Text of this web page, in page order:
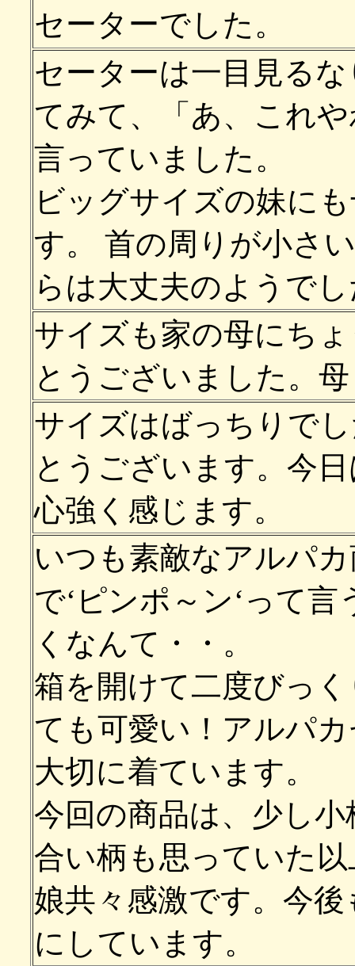
セーターでした。
セーターは一目見る
てみて、「あ、これ
言っていました。
ビッグサイズの妹に
す。 首の周りが小さ
らは大丈夫のようで
サイズも家の母にち
とうございました。
サイズはばっちりで
とうございます。今
心強く感じます。
いつも素敵なアルパ
で‘ピンポ～ン‘って
くなんて・・。
箱を開けて二度びっ
ても可愛い！アルパ
大切に着ています。
今回の商品は、少し
合い柄も思っていた
娘共々感激です。今
にしています。